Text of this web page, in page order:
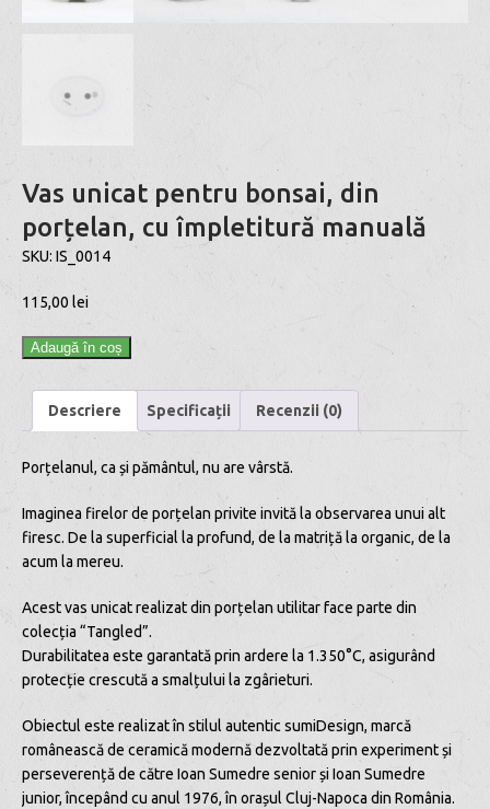
Vas unicat pentru bonsai, din
porțelan, cu împletitură manuală
SKU: IS_0014
115,00 lei
Adaugă în coș
Descriere Specificații Recenzii (0)
Porțelanul, ca și pământul, nu are vârstă.
Imaginea firelor de porțelan privite invită la observarea unui alt
firesc. De la superficial la profund, de la matriță la organic, de la
acum la mereu.
Acest vas unicat realizat din porțelan utilitar face parte din
colecția “Tangled”.
Durabilitatea este garantată prin ardere la 1.350°C, asigurând
protecție crescută a smalțului la zgârieturi.
Obiectul este realizat în stilul autentic sumiDesign, marcă
românească de ceramică modernă dezvoltată prin experiment și
perseverență de către Ioan Sumedre senior și Ioan Sumedre
junior, începând cu anul 1976, în orașul Cluj-Napoca din România.